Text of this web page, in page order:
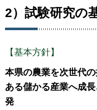
2）試験研究の
【基本方針】
本県の農業を次世代
ある儲かる産業へ成
発